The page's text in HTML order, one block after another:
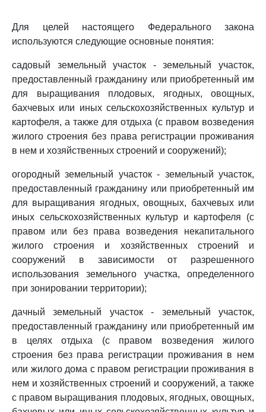
Для целей настоящего Федерального закона
используются следующие основные понятия:
садовый земельный участок - земельный участок,
предоставленный гражданину или приобретенный им
для выращивания плодовых, ягодных, овощных,
бахчевых или иных сельскохозяйственных культур и
картофеля, а также для отдыха (с правом возведения
жилого строения без права регистрации проживания
в нем и хозяйственных строений и сооружений);
огородный земельный участок - земельный участок,
предоставленный гражданину или приобретенный им
для выращивания ягодных, овощных, бахчевых или
иных сельскохозяйственных культур и картофеля (с
правом или без права возведения некапитального
жилого строения и хозяйственных строений и
сооружений в зависимости от разрешенного
использования земельного участка, определенного
при зонировании территории);
дачный земельный участок - земельный участок,
предоставленный гражданину или приобретенный им
в целях отдыха (с правом возведения жилого
строения без права регистрации проживания в нем
или жилого дома с правом регистрации проживания в
нем и хозяйственных строений и сооружений, а также
с правом выращивания плодовых, ягодных, овощных,